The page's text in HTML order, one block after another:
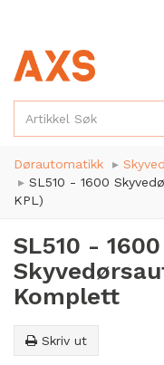
Dørautomatikk
SL510 - 1600
KPL)
SL510 - 1600
Komplett
Skriv ut